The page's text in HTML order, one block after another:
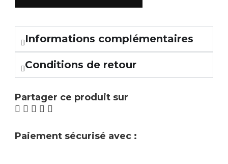
Informations complémentaires
Conditions de retour
Partager ce produit sur
Paiement sécurisé avec :